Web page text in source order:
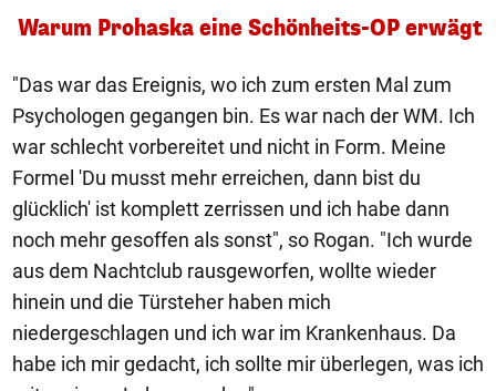
Warum Prohaska eine Schönheits-OP erwägt
"Das war das Ereignis, wo ich zum ersten Mal zum
Psychologen gegangen bin. Es war nach der WM. Ich
war schlecht vorbereitet und nicht in Form. Meine
Formel 'Du musst mehr erreichen, dann bist du
glücklich' ist komplett zerrissen und ich habe dann
noch mehr gesoffen als sonst", so Rogan. "Ich wurde
aus dem Nachtclub rausgeworfen, wollte wieder
hinein und die Türsteher haben mich
niedergeschlagen und ich war im Krankenhaus. Da
habe ich mir gedacht, ich sollte mir überlegen, was ich